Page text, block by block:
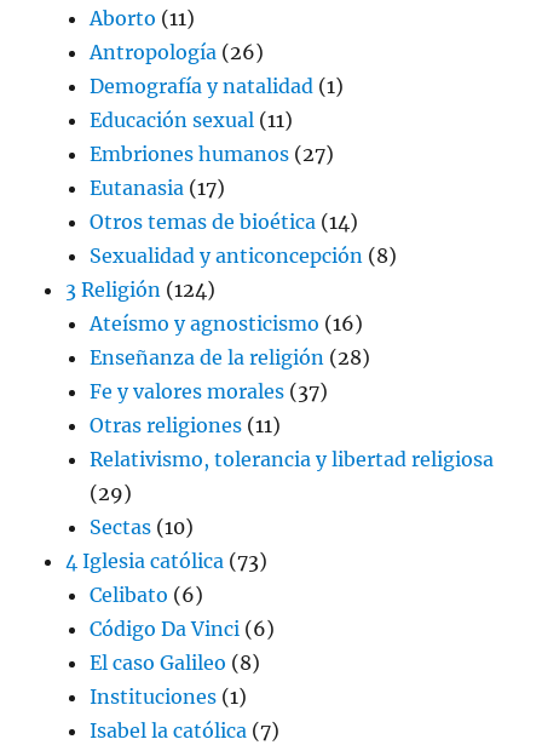
Aborto (11)
Antropología (26)
Demografía y natalidad (1)
Educación sexual (11)
Embriones humanos (27)
Eutanasia (17)
Otros temas de bioética (14)
Sexualidad y anticoncepción (8)
3 Religión (124)
Ateísmo y agnosticismo (16)
Enseñanza de la religión (28)
Fe y valores morales (37)
Otras religiones (11)
Relativismo, tolerancia y libertad religiosa
(29)
Sectas (10)
4 Iglesia católica (73)
Celibato (6)
Código Da Vinci (6)
El caso Galileo (8)
Instituciones (1)
Isabel la católica (7)